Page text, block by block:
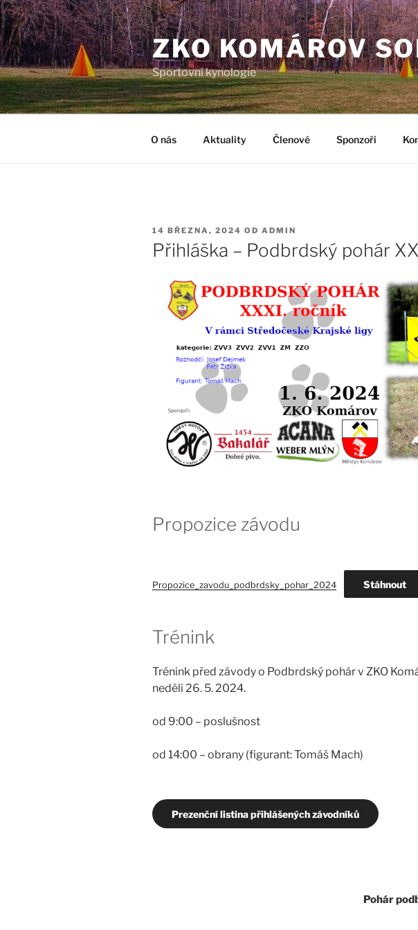
Přejít
k
obsahu
webu
ZKO KOMÁROV
Sportovní kynologie
O nás Aktuality Členové Sponzoři
PUBLIKOVÁNO
14 BŘEZNA, 2024 OD ADMIN
Přihláška – Podbrdský pohár
Propozice závodu
Propozice_zavodu_podbrdsky_pohar_2024 Stáhnout
Trénink
Trénink před závody o Podbrdský pohár v ZKO
neděli 26. 5. 2024.
od 9:00 – poslušnost
od 14:00 – obrany (figurant: Tomáš Mach)
Prezenční listina přihlášených závodníků
Pohár